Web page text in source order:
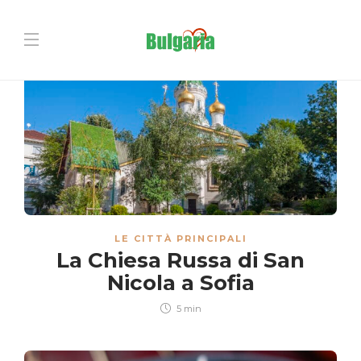
LE CITTÀ PRINCIPALI
La Chiesa Russa di San
Nicola a Sofia
5 min